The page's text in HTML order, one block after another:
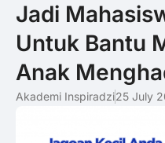
Jadi
Untuk Bantu
Anak
Akademi Inspiradzi25 July